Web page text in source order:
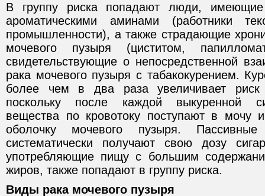
В группу риска попадают люди, имеющие
ароматическими аминами (работники
промышленности), а также страдающие
мочевого пузыря (циститом,
свидетельствующие о непосредственной
рака мочевого пузыря с табакокурением.
более чем в два раза увеличивает риск
поскольку после каждой выкуренной
вещества по кровотоку поступают в мочу
оболочку мочевого пузыря.
систематически получают свою дозу
употребляющие пищу с большим
жиров, также попадают в группу риска.
Виды рака мочевого пузыря